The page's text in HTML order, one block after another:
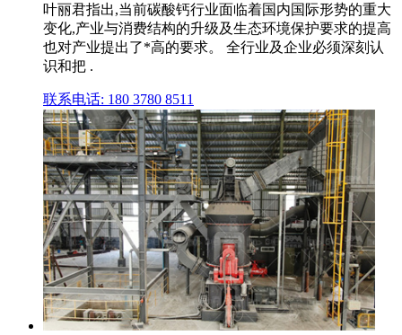
叶丽君指出,当前碳酸钙行业面临着国内国际形势的重大
变化,产业与消费结构的升级及生态环境保护要求的提高
也对产业提出了*高的要求。 全行业及企业必须深刻认
识和把 .
联系电话: 180 3780 8511